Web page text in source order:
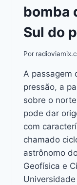
bomba
Sul do
Por
A passagem
pressão, a
sobre o
pode dar
com
chamado
astrônomo
Geofísica e